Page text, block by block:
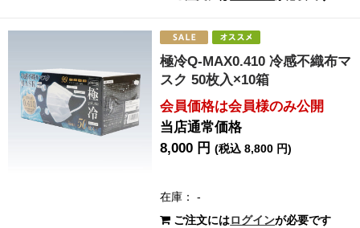
極冷Q-MAX0.410 冷感不織布マ
スク 50枚入×10箱
会員価格は会員様のみ公開
当店通常価格
8,000 円(税込 8,800 円)
在庫： -
ご注文にはログインが必要です